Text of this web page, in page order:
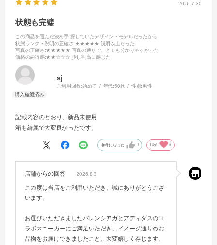
2026.7.30
状態も完璧
この商品を選んだ決め手:探していたデザイン・モデルだったから
状態ランク・説明の正確さ :★★★★★ 説明以上だった
写真の正確さ :★★★★★ 写真の通りで、とても分かりやすかった
価格の納得感:★★☆☆☆ 少し割高に感じた
sj
ご利用回数:始めて 年代:50代 性別:男性
記載内容のとおり、新品未使用
箱も綺麗で大変良かったです。
参考になった 1 Like! 0
店舗からの回答 2026.8.3
この度は当店をご利用いただき、誠にありがとうござ
います。
お選びいただきましたバレンシアガとアディダスのコ
ラボスニーカーにご満足いただき、イメージ通りのお
品物をお届けできましたこと、大変嬉しく存じます。